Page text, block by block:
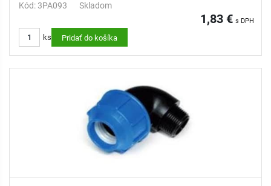
Kód: 3PA093 Skladom
1,83 € s DPH
ks Pridať do košíka